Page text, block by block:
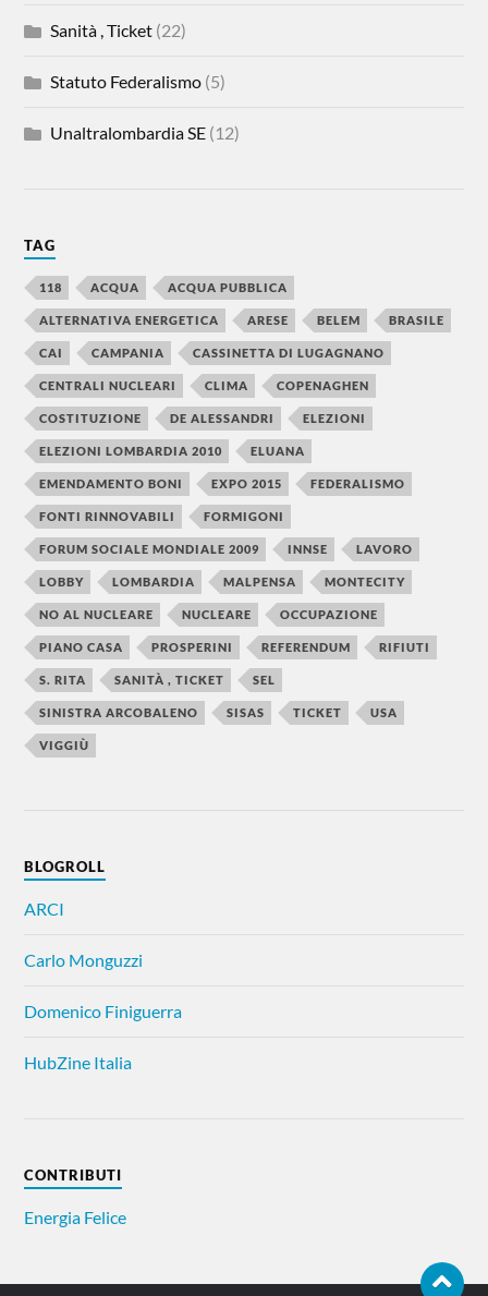
Sanità , Ticket (22)
Statuto Federalismo (5)
Unaltralombardia SE (12)
TAG
118 ACQUA ACQUA PUBBLICA
ALTERNATIVA ENERGETICA ARESE BELEM BRASILE
CAI CAMPANIA CASSINETTA DI LUGAGNANO
CENTRALI NUCLEARI CLIMA COPENAGHEN
COSTITUZIONE DE ALESSANDRI ELEZIONI
ELEZIONI LOMBARDIA 2010 ELUANA
EMENDAMENTO BONI EXPO 2015 FEDERALISMO
FONTI RINNOVABILI FORMIGONI
FORUM SOCIALE MONDIALE 2009 INNSE LAVORO
LOBBY LOMBARDIA MALPENSA MONTECITY
NO AL NUCLEARE NUCLEARE OCCUPAZIONE
PIANO CASA PROSPERINI REFERENDUM RIFIUTI
S. RITA SANITÀ , TICKET SEL
SINISTRA ARCOBALENO SISAS TICKET USA
VIGGIÙ
BLOGROLL
ARCI
Carlo Monguzzi
Domenico Finiguerra
HubZine Italia
CONTRIBUTI
Energia Felice